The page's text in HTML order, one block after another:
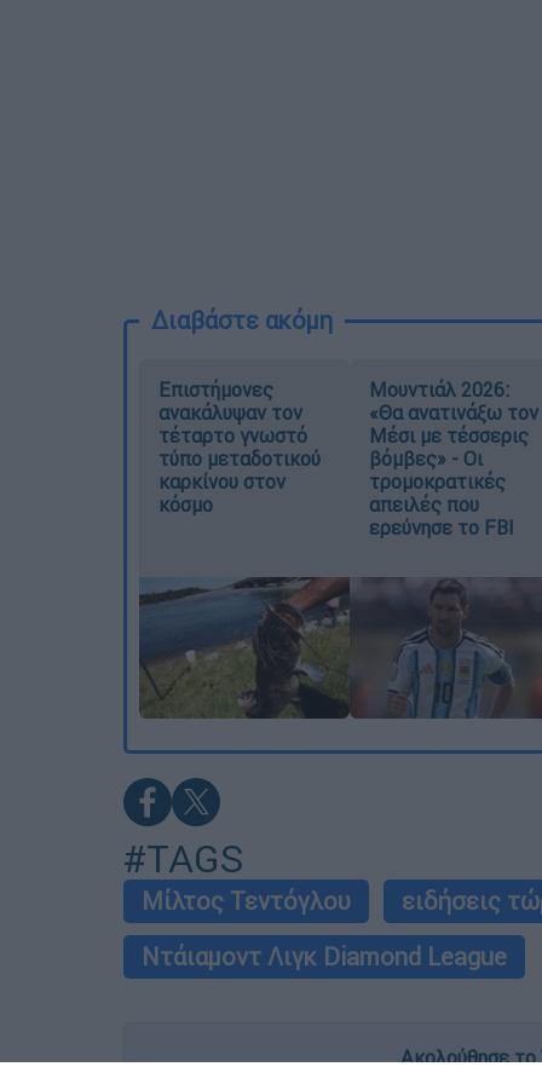
Διαβάστε ακόμη
Επιστήμονες
ανακάλυψαν τον
τέταρτο γνωστό
τύπο μεταδοτικού
καρκίνου στον
κόσμο
Μουντιάλ 2026:
«Θα ανατινάξω τον
Μέσι με τέσσερις
βόμβες» - Οι
τρομοκρατικές
απειλές που
ερεύνησε το FBI
#TAGS
Μίλτος Τεντόγλου ειδήσεις
Ντάιαμοντ Λιγκ Diamond League
Ακολούθησε το